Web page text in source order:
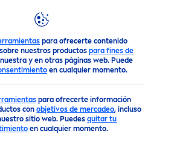
para ofrecerte contenido
nuestros productos para fines de
y en otras páginas web. Puede
en cualquier momento.
para ofrecerte información
conobjetivos de mercadeo, incluso
sitio web. Puedesquitar tu
en cualquier momento.